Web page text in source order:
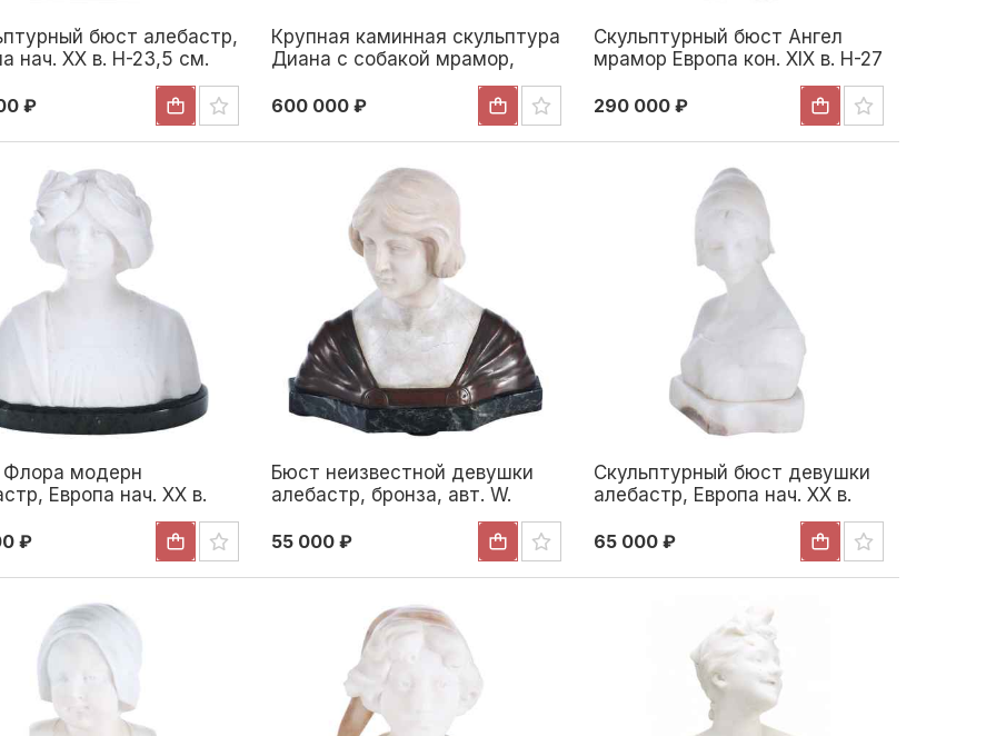
бюст алебастр,
нач. ХХ в. Н-23,5 см.
начало XX века
₽
Крупная каминная скульптура
Диана с собакой мрамор,
бронза, Франция 1930-е гг.
34x54 см. Европа 1920 -1930
600 000 ₽
Скульптурный бюст Ангел
мрамор Европа кон. XIX в. Н-27
см. Европа Конец XIX века
290 000 ₽
модерн
Европа нач. ХХ в.
см. Европа Начало XX
₽
Бюст неизвестной девушки
алебастр, бронза, авт. W.
Sommer 1910 г. Н-17,5 см.
Европа 1910
55 000 ₽
Скульптурный бюст девушки
алебастр, Европа нач. ХХ в.
Н-15,7 см. Европа Начало XX
века
65 000 ₽